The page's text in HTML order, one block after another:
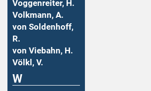
Voggenreiter, H.
Volkmann, A.
von Soldenhoff,
R.
von Viebahn, H.
Völkl, V.
W